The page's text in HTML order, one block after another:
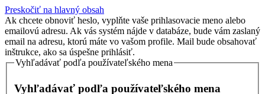
Preskočiť na hlavný obsah
Ak chcete obnoviť heslo, vyplňte vaše prihlasovacie meno alebo
emailovú adresu. Ak vás systém nájde v databáze, bude vám zaslaný
email na adresu, ktorú máte vo vašom profile. Mail bude obsahovať
inštrukce, ako sa úspešne prihlásiť.
Vyhľadávať podľa používateľského mena
Vyhľadávať podľa používateľského mena